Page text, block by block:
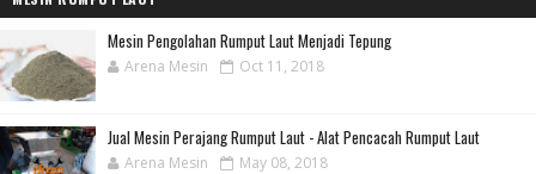
Mesin Pengolahan Rumput Laut Menjadi Tepung
Arena Mesin Oct 11, 2018
Jual Mesin Perajang Rumput Laut - Alat Pencacah Rumput Laut
Arena Mesin May 08, 2018